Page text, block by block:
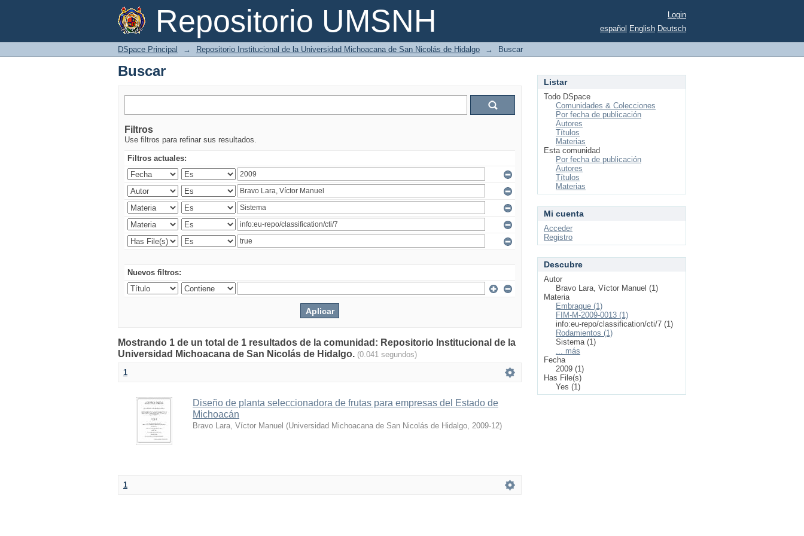
Repositorio UMSNH
Buscar
Login
español English Deutsch
DSpace Principal → Repositorio Institucional de la Universidad Michoacana de San Nicolás de Hidalgo → Buscar
Buscar
Filtros
Use filtros para refinar sus resultados.
Filtros actuales:
Nuevos filtros:
Mostrando 1 de un total de 1 resultados de la comunidad: Repositorio Institucional de la
Universidad Michoacana de San Nicolás de Hidalgo. (0.041 segundos)
1
Diseño de planta seleccionadora de frutas para empresas del Estado de
Michoacán
Bravo Lara, Víctor Manuel (Universidad Michoacana de San Nicolás de Hidalgo, 2009-12)
1
Listar
Todo DSpace
Comunidades & Colecciones
Por fecha de publicación
Autores
Títulos
Materias
Esta comunidad
Por fecha de publicación
Autores
Títulos
Materias
Mi cuenta
Acceder
Registro
Descubre
Autor
Bravo Lara, Víctor Manuel (1)
Materia
Embrague (1)
FIM-M-2009-0013 (1)
info:eu-repo/classification/cti/7 (1)
Rodamientos (1)
Sistema (1)
... más
Fecha
2009 (1)
Has File(s)
Yes (1)